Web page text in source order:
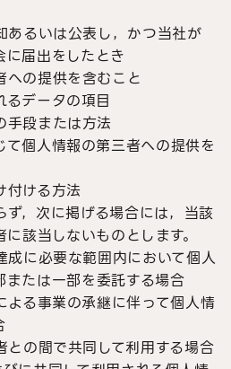
あるいは公表し，かつ当社が
届出をしたとき
への提供を含むこと
るデータの項目
手段または方法
個人情報の第三者への提供を
付ける方法
ず，次に掲げる場合には，当該
該当しないものとします。
成に必要な範囲内において個人
たは一部を委託する場合
よる事業の承継に伴って個人情
との間で共同して利用する場合